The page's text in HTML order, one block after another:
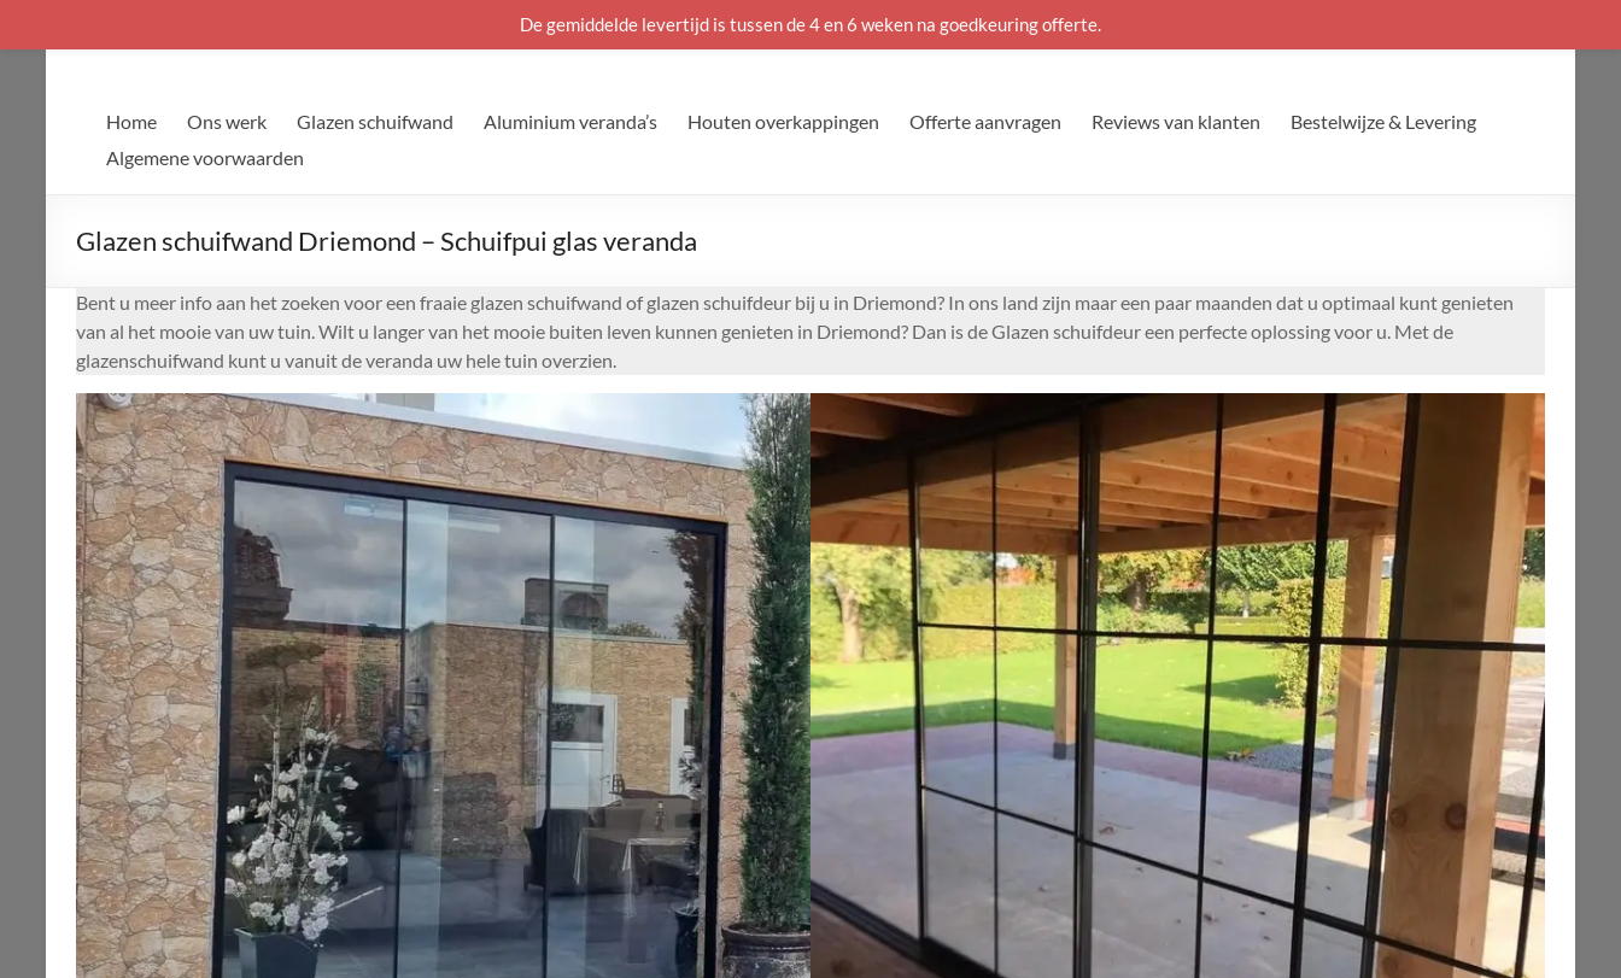
Home Ons werk Glazen schuifwand Aluminium veranda’s Houten overkappingen Offerte aanvragen Reviews van klanten
Bestelwijze & Levering
Algemene voorwaarden
Glazen schuifwand Driemond – Schuifpui glas veranda
Bent u meer info aan het zoeken voor een fraaie glazen schuifwand of glazen schuifdeur bij u in Driemond? In ons land zijn maar een paar maanden dat u optimaal kunt genieten
van al het mooie van uw tuin. Wilt u langer van het mooie buiten leven kunnen genieten in Driemond? Dan is de Glazen schuifdeur een perfecte oplossing voor u. Met de
glazenschuifwand kunt u vanuit de veranda uw hele tuin overzien.
De gemiddelde levertijd is tussen de 4 en 6 weken na goedkeuring offerte.